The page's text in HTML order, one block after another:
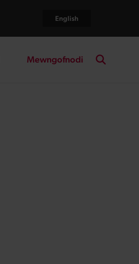
English
Mewngofnodi